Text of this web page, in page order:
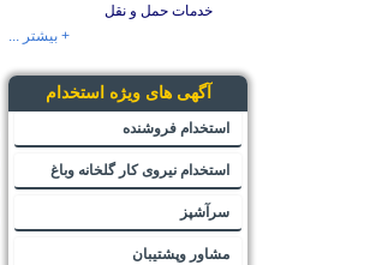
خدمات حمل و نقل
+ بیشتر ...
آگهی های ویژه استخدام
استخدام فروشنده
استخدام نیروی کار گلخانه وباغ
سرآشپز
مشاور وپشتیبان